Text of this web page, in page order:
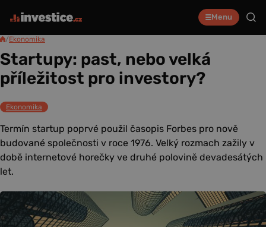
Menu
/Ekonomika
Startupy: past, nebo velká
příležitost pro investory?
Ekonomika
Termín startup poprvé použil časopis Forbes pro nově
budované společnosti v roce 1976. Velký rozmach zažily v
době internetové horečky ve druhé polovině devadesátých
let.